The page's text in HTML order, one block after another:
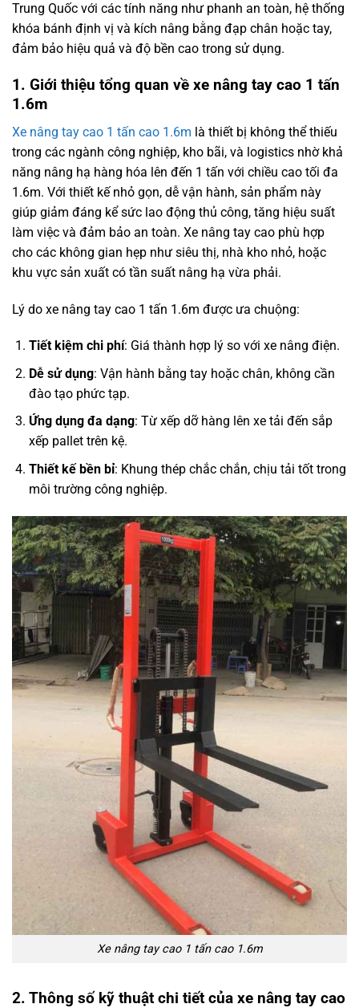
Trung Quốc với các tính năng như phanh an toàn, hệ thống
khóa bánh định vị và kích nâng bằng đạp chân hoặc tay,
đảm bảo hiệu quả và độ bền cao trong sử dụng.
1. Giới thiệu tổng quan về xe nâng tay cao 1 tấn
1.6m
Xe nâng tay cao 1 tấn cao 1.6m là thiết bị không thể thiếu
trong các ngành công nghiệp, kho bãi, và logistics nhờ khả
năng nâng hạ hàng hóa lên đến 1 tấn với chiều cao tối đa
1.6m. Với thiết kế nhỏ gọn, dễ vận hành, sản phẩm này
giúp giảm đáng kể sức lao động thủ công, tăng hiệu suất
làm việc và đảm bảo an toàn. Xe nâng tay cao phù hợp
cho các không gian hẹp như siêu thị, nhà kho nhỏ, hoặc
khu vực sản xuất có tần suất nâng hạ vừa phải.
Lý do xe nâng tay cao 1 tấn 1.6m được ưa chuộng:
Tiết kiệm chi phí: Giá thành hợp lý so với xe nâng điện.
Dễ sử dụng: Vận hành bằng tay hoặc chân, không cần
đào tạo phức tạp.
Ứng dụng đa dạng: Từ xếp dỡ hàng lên xe tải đến sắp
xếp pallet trên kệ.
Thiết kế bền bỉ: Khung thép chắc chắn, chịu tải tốt trong
môi trường công nghiệp.
Xe nâng tay cao 1 tấn cao 1.6m
2. Thông số kỹ thuật chi tiết của xe nâng tay cao